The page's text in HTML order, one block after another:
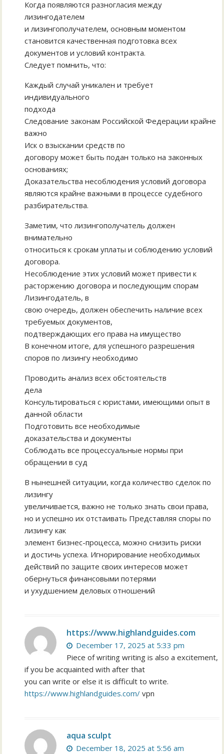
Когда появляются разногласия между
лизингодателем
и лизингополучателем, основным моментом
становится качественная подготовка всех
документов и условий контракта.
Следует помнить, что:
Каждый случай уникален и требует
индивидуального
подхода
Следование законам Российской Федерации крайне
важно
Иск о взыскании средств по
договору может быть подан только на законных
основаниях;
Доказательства несоблюдения условий договора
являются крайне важными в процессе судебного
разбирательства.
Заметим, что лизингополучатель должен
внимательно
относиться к срокам уплаты и соблюдению условий
договора.
Несоблюдение этих условий может привести к
расторжению договора и последующим спорам
Лизингодатель, в
свою очередь, должен обеспечить наличие всех
требуемых документов,
подтверждающих его права на имущество
В конечном итоге, для успешного разрешения
споров по лизингу необходимо
Проводить анализ всех обстоятельств
дела
Консультироваться с юристами, имеющими опыт в
данной области
Подготовить все необходимые
доказательства и документы
Соблюдать все процессуальные нормы при
обращении в суд
В нынешней ситуации, когда количество сделок по
лизингу
увеличивается, важно не только знать свои права,
но и успешно их отстаивать Представляя споры по
лизингу как
элемент бизнес-процесса, можно снизить риски
и достичь успеха. Игнорирование необходимых
действий по защите своих интересов может
обернуться финансовыми потерями
и ухудшением деловых отношений
https://www.highlandguides.com
December 17, 2025 at 5:33 pm
Piece of writing writing is also a excitement,
if you be acquainted with after that
you can write or else it is difficult to write.
https://www.highlandguides.com/ vpn
aqua sculpt
December 18, 2025 at 5:56 am